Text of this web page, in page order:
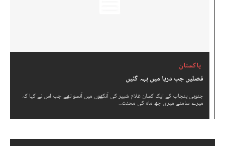
پاکستان
فصلیں جب دریا میں بہہ گئیں
جنوبی پنجاب کے ایک کسان غلام شبیر کی آنکھوں میں آنسو تھے جب اس نے کہا کہ
میرے سامنے میری چھ ماہ کی محنت...